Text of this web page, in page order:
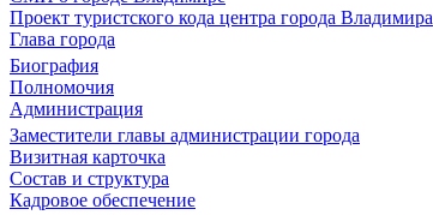
Проект туристского кода центра города Владимира
Глава города
Биография
Полномочия
Администрация
Заместители главы администрации города
Визитная карточка
Состав и структура
Кадровое обеспечение